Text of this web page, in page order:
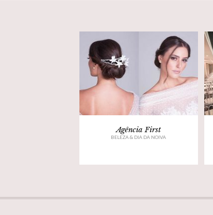
Agência First
BELEZA & DIA DA NOIVA